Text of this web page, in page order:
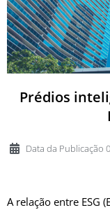
Prédios
Data da Publicação
A relação entre ESG